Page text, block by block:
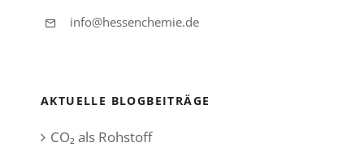
info@hessenchemie.de
AKTUELLE BLOGBEITRÄGE
CO₂ als Rohstoff